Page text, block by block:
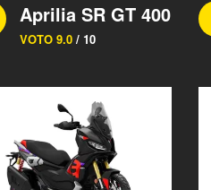
Aprilia SR GT 400
VOTO 9.0 / 10